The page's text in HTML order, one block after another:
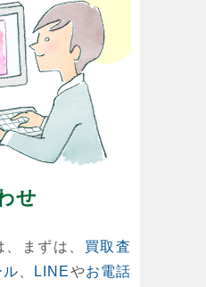
せ
まずは、 買取査
ル LINEやお電話